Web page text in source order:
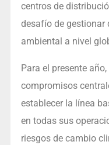
centros de
desafío de gestionar
ambiental a nivel
Para el presente
compromisos
establecer la línea
en todas sus
riesgos de cambio